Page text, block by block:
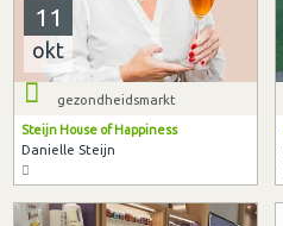
11
okt
gezondheidsmarkt
Steijn House of Happiness
Danielle Steijn